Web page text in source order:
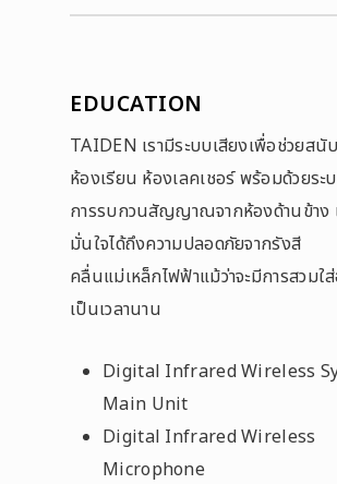
EDUCATION
TAIDEN เรามีระบบเสียงเพื่อช่วยส
ห้องเรียน ห้องเลคเชอร์ พร้อมด้วยร
การรบกวนสัญญาณจากห้องด้านข้าง
มั่นใจได้ถึงความปลอดภัยจากรังสี
คลื่นแม่เหล็กไฟฟ้าแม้ว่าจะมีการสวม
เป็นเวลานาน
Digital Infrared Wireless
Main Unit
Digital Infrared Wireless
Microphone